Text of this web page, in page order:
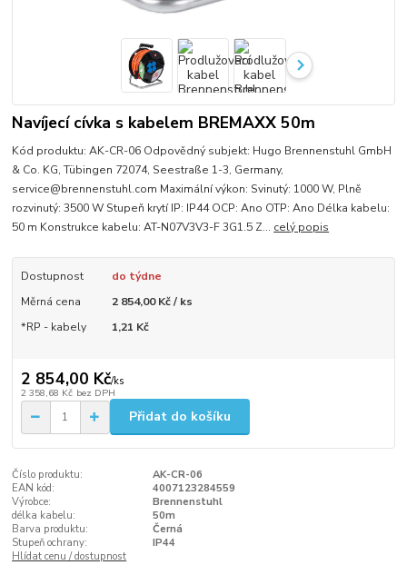
Navíjecí cívka s kabelem BREMAXX 50m
Kód produktu: AK-CR-06 Odpovědný subjekt: Hugo Brennenstuhl GmbH
& Co. KG, Tübingen 72074, Seestraße 1-3, Germany,
service@brennenstuhl.com Maximální výkon: Svinutý: 1000 W, Plně
rozvinutý: 3500 W Stupeň krytí IP: IP44 OCP: Ano OTP: Ano Délka kabelu:
50 m Konstrukce kabelu: AT-N07V3V3-F 3G1.5 Z... celý popis
Dostupnost
do týdne
Měrná cena
2 854,00 Kč / ks
*RP - kabely
1,21 Kč
2 854,00 Kč/ks
2 358,68 Kč bez DPH
Přidat do košíku
Číslo produktu:
AK-CR-06
EAN kód:
4007123284559
Výrobce:
Brennenstuhl
délka kabelu:
50m
Barva produktu:
Černá
Stupeň ochrany:
IP44
Hlídat cenu / dostupnost